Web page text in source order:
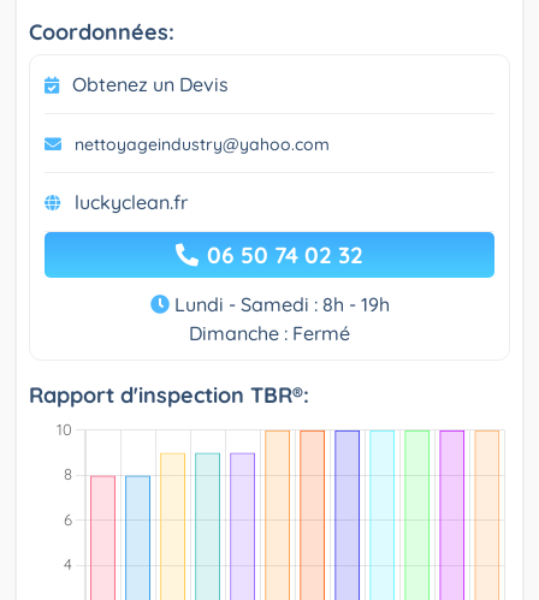
Coordonnées:
Obtenez un Devis
nettoyageindustry@yahoo.com
luckyclean.fr
06 50 74 02 32
Lundi - Samedi : 8h - 19h
Dimanche : Fermé
Rapport d'inspection TBR®: